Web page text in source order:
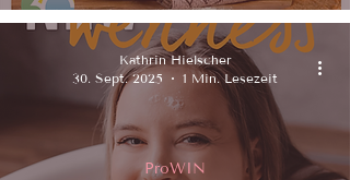
ProWIN
Kathrin Hielscher
30. Sept. 2025
1 Min. Lesezeit